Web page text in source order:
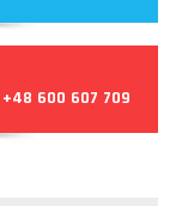
+48 600 607 709